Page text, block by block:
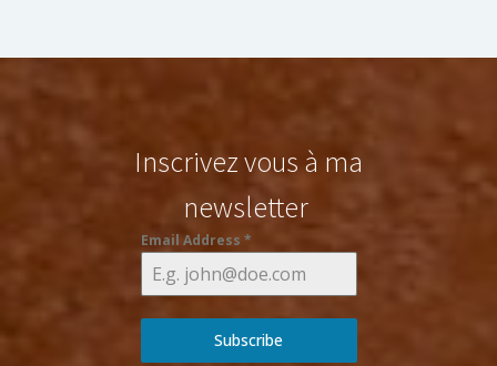
Inscrivez vous à ma
newsletter
Email Address *
Subscribe